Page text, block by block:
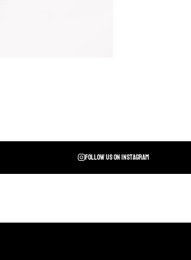
Follow us on instagram